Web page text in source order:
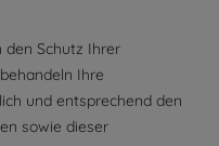
den Schutz Ihrer
Ihre
und entsprechend den
sowie dieser